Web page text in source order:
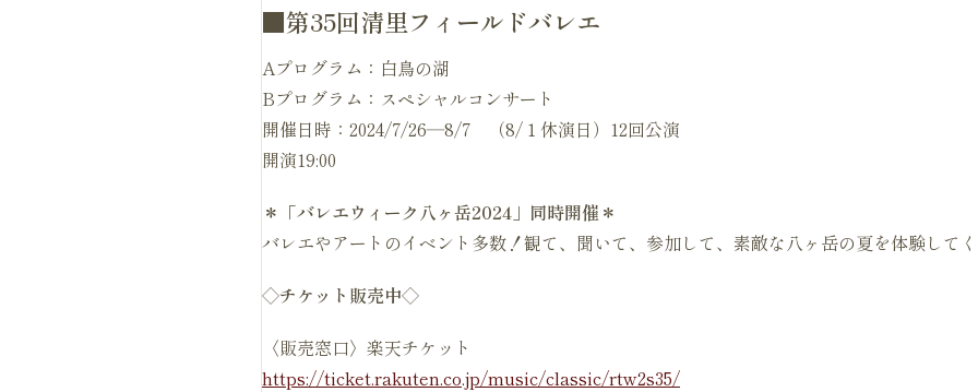
■第35回清里フィールドバレエ
Aプログラム：白鳥の湖
Bプログラム：スペシャルコンサート
開催日時：2024/7/26―8/7 （8/１休演日）12回公演
開演19:00
＊「バレエウィーク八ヶ岳2024」同時開催＊
バレエやアートのイベント多数！観て、聞いて、参加して、素敵な八ヶ岳の夏を体験して
◇チケット販売中◇
〈販売窓口〉楽天チケット
https://ticket.rakuten.co.jp/music/classic/rtw2s35/